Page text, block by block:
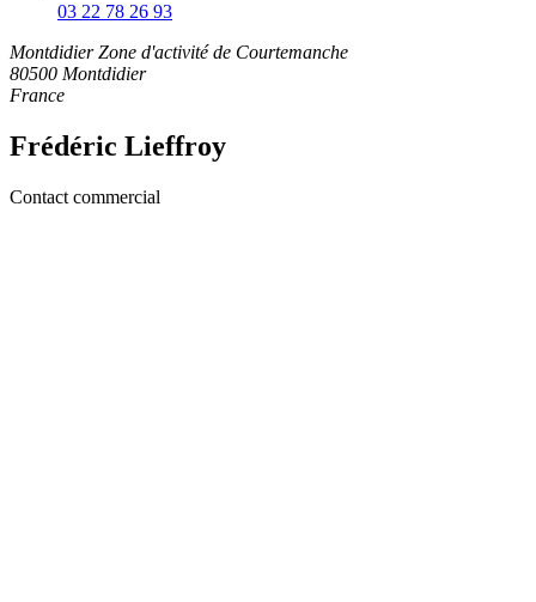
03 22 78 26 93
MontdidierZone d'activité de Courtemanche
80500 Montdidier
France
Frédéric Lieffroy
Contact commercial